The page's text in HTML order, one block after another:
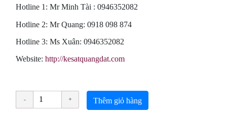
Hotline 1: Mr Minh Tài : 0946352082
Hotline 2: Mr Quang: 0918 098 874
Hotline 3: Ms Xuân: 0946352082
Website:http://kesatquangdat.com
Thêm giỏ hàng